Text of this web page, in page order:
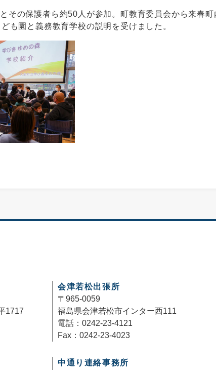
その保護者ら約50人が参加。町教育委員会から来春町
も園と義務教育学校の説明を受けました。
1717
会津若松出張所
〒965-0059
福島県会津若松市インター西111
電話：0242-23-4121
Fax：0242-23-4023
中通り連絡事務所